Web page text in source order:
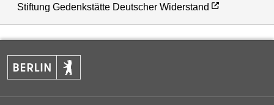
Stiftung Gedenkstätte Deutscher Widerstand